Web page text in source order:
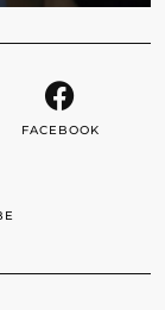
FACEBOOK